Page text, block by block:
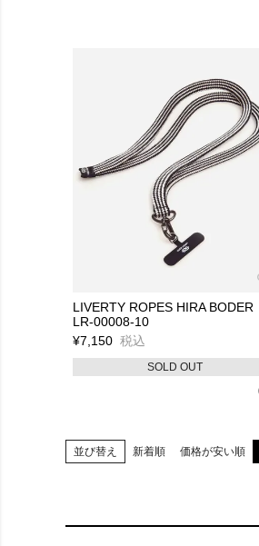
LIVERTY ROPES HIRA BODER
LR-00008-10
¥7,150 税込
SOLD OUT
並び替え 新着順 価格が安い順